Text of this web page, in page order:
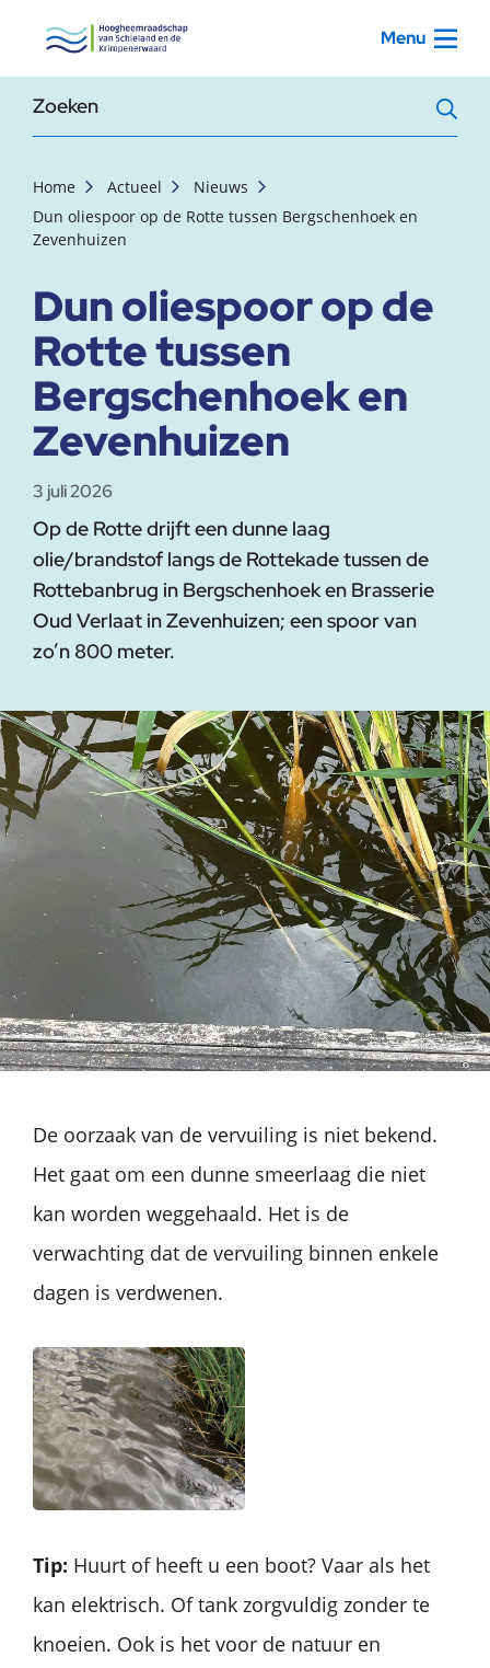
, startpagina Menu
Zoekterm
Home Actueel
Nieuws
Dun oliespoor op de Rotte tussen Bergschenhoek en
Zevenhuizen
Dun oliespoor op de
Rotte tussen
Bergschenhoek en
Zevenhuizen
3 juli 2026
Op de Rotte drijft een dunne laag
olie/brandstof langs de Rottekade tussen de
Rottebanbrug in Bergschenhoek en Brasserie
Oud Verlaat in Zevenhuizen; een spoor van
zo’n 800 meter.
De oorzaak van de vervuiling is niet bekend.
Het gaat om een dunne smeerlaag die niet
kan worden weggehaald. Het is de
verwachting dat de vervuiling binnen enkele
dagen is verdwenen.
Tip: Huurt of heeft u een boot? Vaar als het
kan elektrisch. Of tank zorgvuldig zonder te
knoeien. Ook is het voor de natuur en